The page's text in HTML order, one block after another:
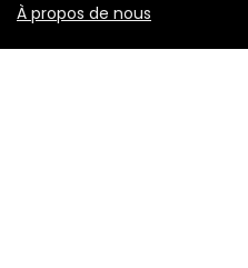
À propos de nous